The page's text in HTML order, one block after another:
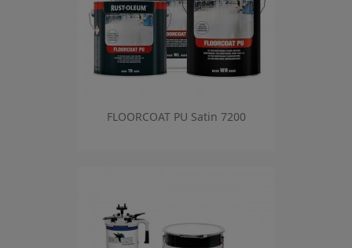
FLOORCOAT PU Satin 7200